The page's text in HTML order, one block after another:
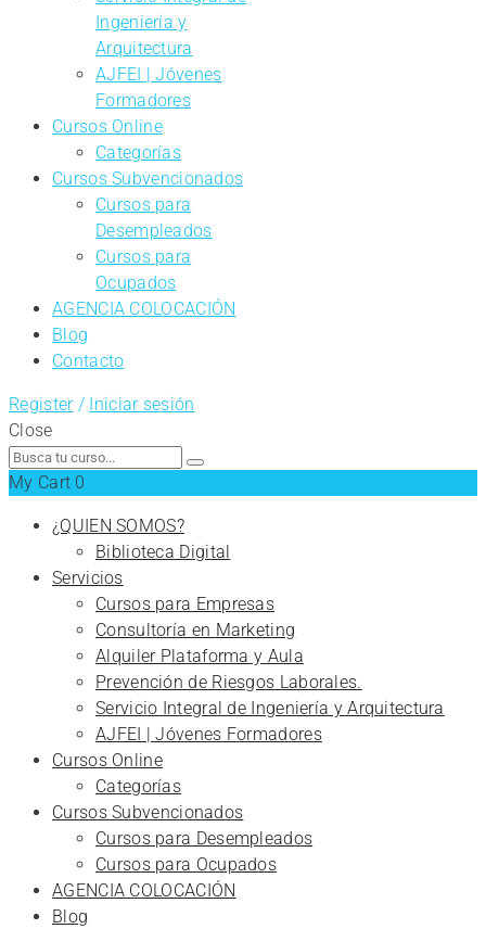
Ingeniería y
Arquitectura
AJFEI | Jóvenes
Formadores
Cursos Online
Categorías
Cursos Subvencionados
Cursos para
Desempleados
Cursos para
Ocupados
AGENCIA COLOCACIÓN
Blog
Contacto
Register/ Iniciar sesión
Close
Search
for:
My Cart 0
¿QUIEN SOMOS?
Biblioteca Digital
Servicios
Cursos para Empresas
Consultoría en Marketing
Alquiler Plataforma y Aula
Prevención de Riesgos Laborales.
Servicio Integral de Ingeniería y Arquitectura
AJFEI | Jóvenes Formadores
Cursos Online
Categorías
Cursos Subvencionados
Cursos para Desempleados
Cursos para Ocupados
AGENCIA COLOCACIÓN
Blog